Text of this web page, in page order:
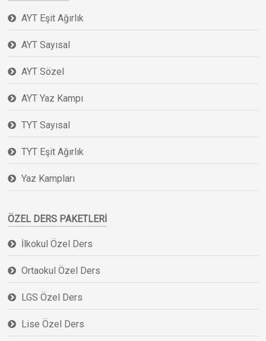
AYT Eşit Ağırlık
AYT Sayısal
AYT Sözel
AYT Yaz Kampı
TYT Sayısal
TYT Eşit Ağırlık
Yaz Kampları
ÖZEL DERS PAKETLERI
İlkokul Özel Ders
Ortaokul Özel Ders
LGS Özel Ders
Lise Özel Ders